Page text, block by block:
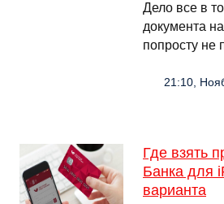
Дело все в
документа
попросту не
21:10,
Где взять
Банка для
варианта